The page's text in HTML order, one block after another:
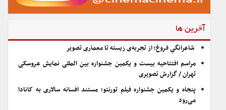
آخرین ها
شاعرانگیِ فروغ؛ از تجربه‌ی زیسته تا معماری تصویر
مراسم افتتاحیه بیست و یکمین جشنواره بین المللی نمایش عروسکی
تهران / گزارش تصویری
پنجاه و یکمین جشنواره فیلم تورنتو؛ مستند افسانه سالاری به کانادا
می‌رود